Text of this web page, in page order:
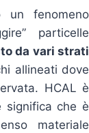
un fenomeno
particelle
da vari strati
allineati dove
HCAL è
significa che è
materiale